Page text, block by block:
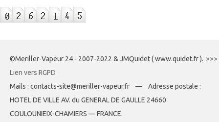
©Meriller-Vapeur 24 - 2007-2022 & JMQuidet ( www.quidet.fr ). >>>
Lien vers RGPD
Mails : contacts-site@meriller-vapeur.fr — Adresse postale :
HOTEL DE VILLE AV. du GENERAL DE GAULLE 24660
COULOUNIEIX-CHAMIERS — FRANCE.